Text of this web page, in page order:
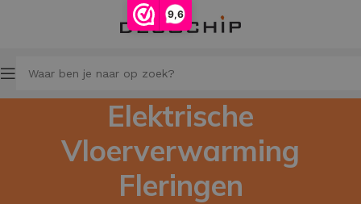
9,6
Elektrische
Vloerverwarming
Fleringen